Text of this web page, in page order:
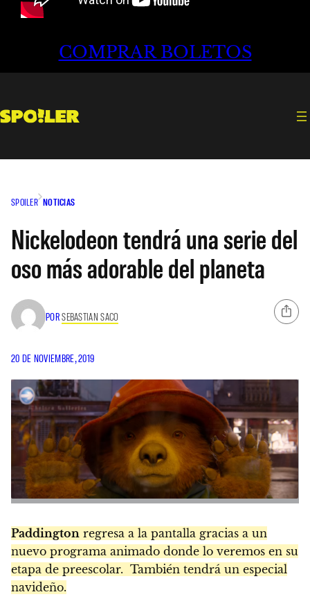
COMPRAR BOLETOS
SPOILER NOTICIAS
Nickelodeon tendrá una serie del
oso más adorable del planeta
PORSEBASTIAN SACO
20 DE NOVIEMBRE, 2019
Paddington regresa a la pantalla gracias a un
nuevo programa animado donde lo veremos en su
etapa de preescolar. También tendrá un especial
navideño.